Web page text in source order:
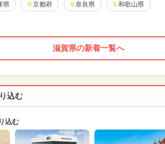
県 京都府 奈良県 和歌山県
滋賀県の新着一覧へ
込む
込む